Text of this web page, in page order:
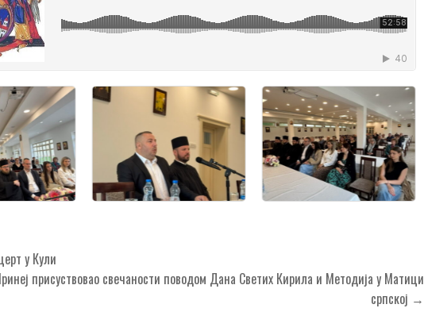
у Кули
присуствовао свечаности поводом Дана Светих Кирила и Методија у Матици
српској →